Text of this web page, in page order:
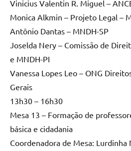
Vinicius Valentin R. Miguel –
Monica Alkmin – Projeto Legal –
Antônio Dantas – MNDH-SP
Joselda Nery – Comissão de
e MNDH-PI
Vanessa Lopes Leo – ONG
Gerais
13h30 – 16h30
Mesa 13 – Formação de
básica e cidadania
Coordenadora de Mesa: Lurdinha